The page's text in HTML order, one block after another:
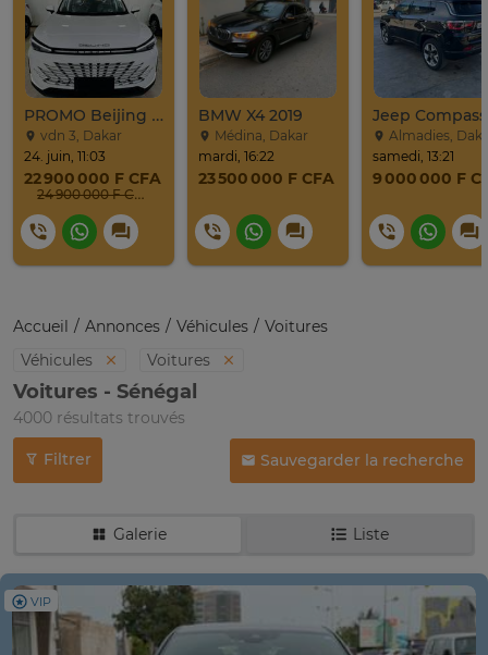
PROMO Beijing X7 / 2025
vdn 3, Dakar
24. juin, 11:03
22 900 000 F CFA
24 900 000 F CFA
BMW X4 2019
Médina, Dakar
mardi, 16:22
23 500 000 F CFA
Almadies,
samedi, 13:21
9 000 000 F
Accueil Annonces Véhicules
Voitures
Véhicules
Voitures
Voitures - Sénégal
4000 résultats trouvés
Filtrer Sauvegarder la recherche
Galerie Liste
VIP